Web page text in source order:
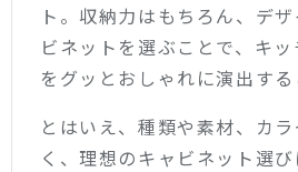
ト。収納力はもちろん、デ
ビネットを選ぶことで、キ
をグッとおしゃれに演出する
とはいえ、種類や素材、カ
く、理想のキャビネット選